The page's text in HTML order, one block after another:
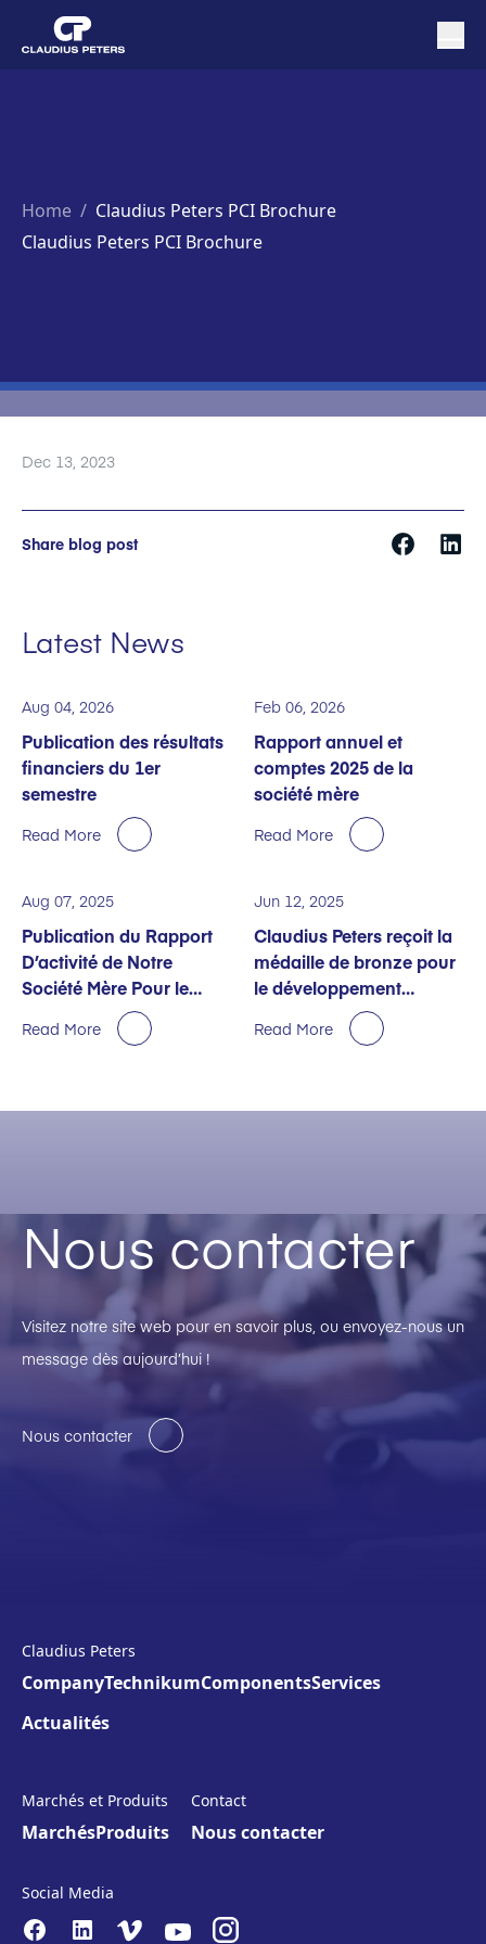
Home / Claudius Peters PCI Brochure
Claudius Peters PCI Brochure
Dec 13, 2023
Share blog post
Latest News
Aug 04, 2026
Publication des résultats
financiers du 1er
semestre
Read More
Feb 06, 2026
Rapport annuel et
comptes 2025 de la
société mère
Read More
Aug 07, 2025
Publication du Rapport
D’activité de Notre
Société Mère Pour le
Premier Semestre
Read More
Jun 12, 2025
Claudius Peters reçoit la
médaille de bronze pour
le développement
durable décernée par
EcoVadis
Read More
Nous contacter
Visitez notre site web pour en savoir plus, ou envoyez-nous un
message dès aujourd’hui !
Nous contacter
Claudius Peters
CompanyTechnikumComponentsServices
Actualités
Marchés et Produits
MarchésProduits
Contact
Nous contacter
Social Media